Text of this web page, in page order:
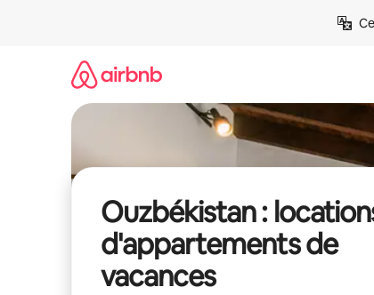
Ouzbékistan :
d'appartements de
vacances